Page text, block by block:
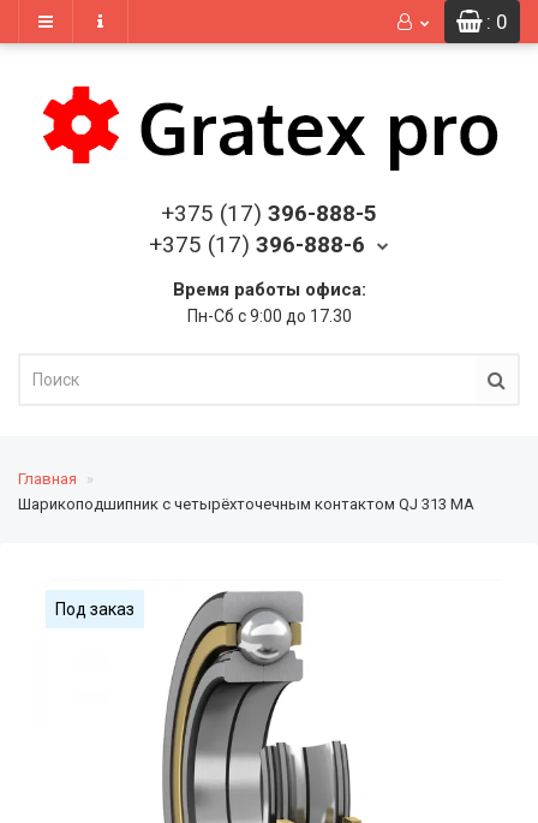
: 0
+375 (17) 396-888-5
+375 (17) 396-888-6
Время работы офиса:
Пн-Сб с 9:00 до 17.30
Главная
Шарикоподшипник с четырёхточечным контактом QJ 313 MA
Под заказ